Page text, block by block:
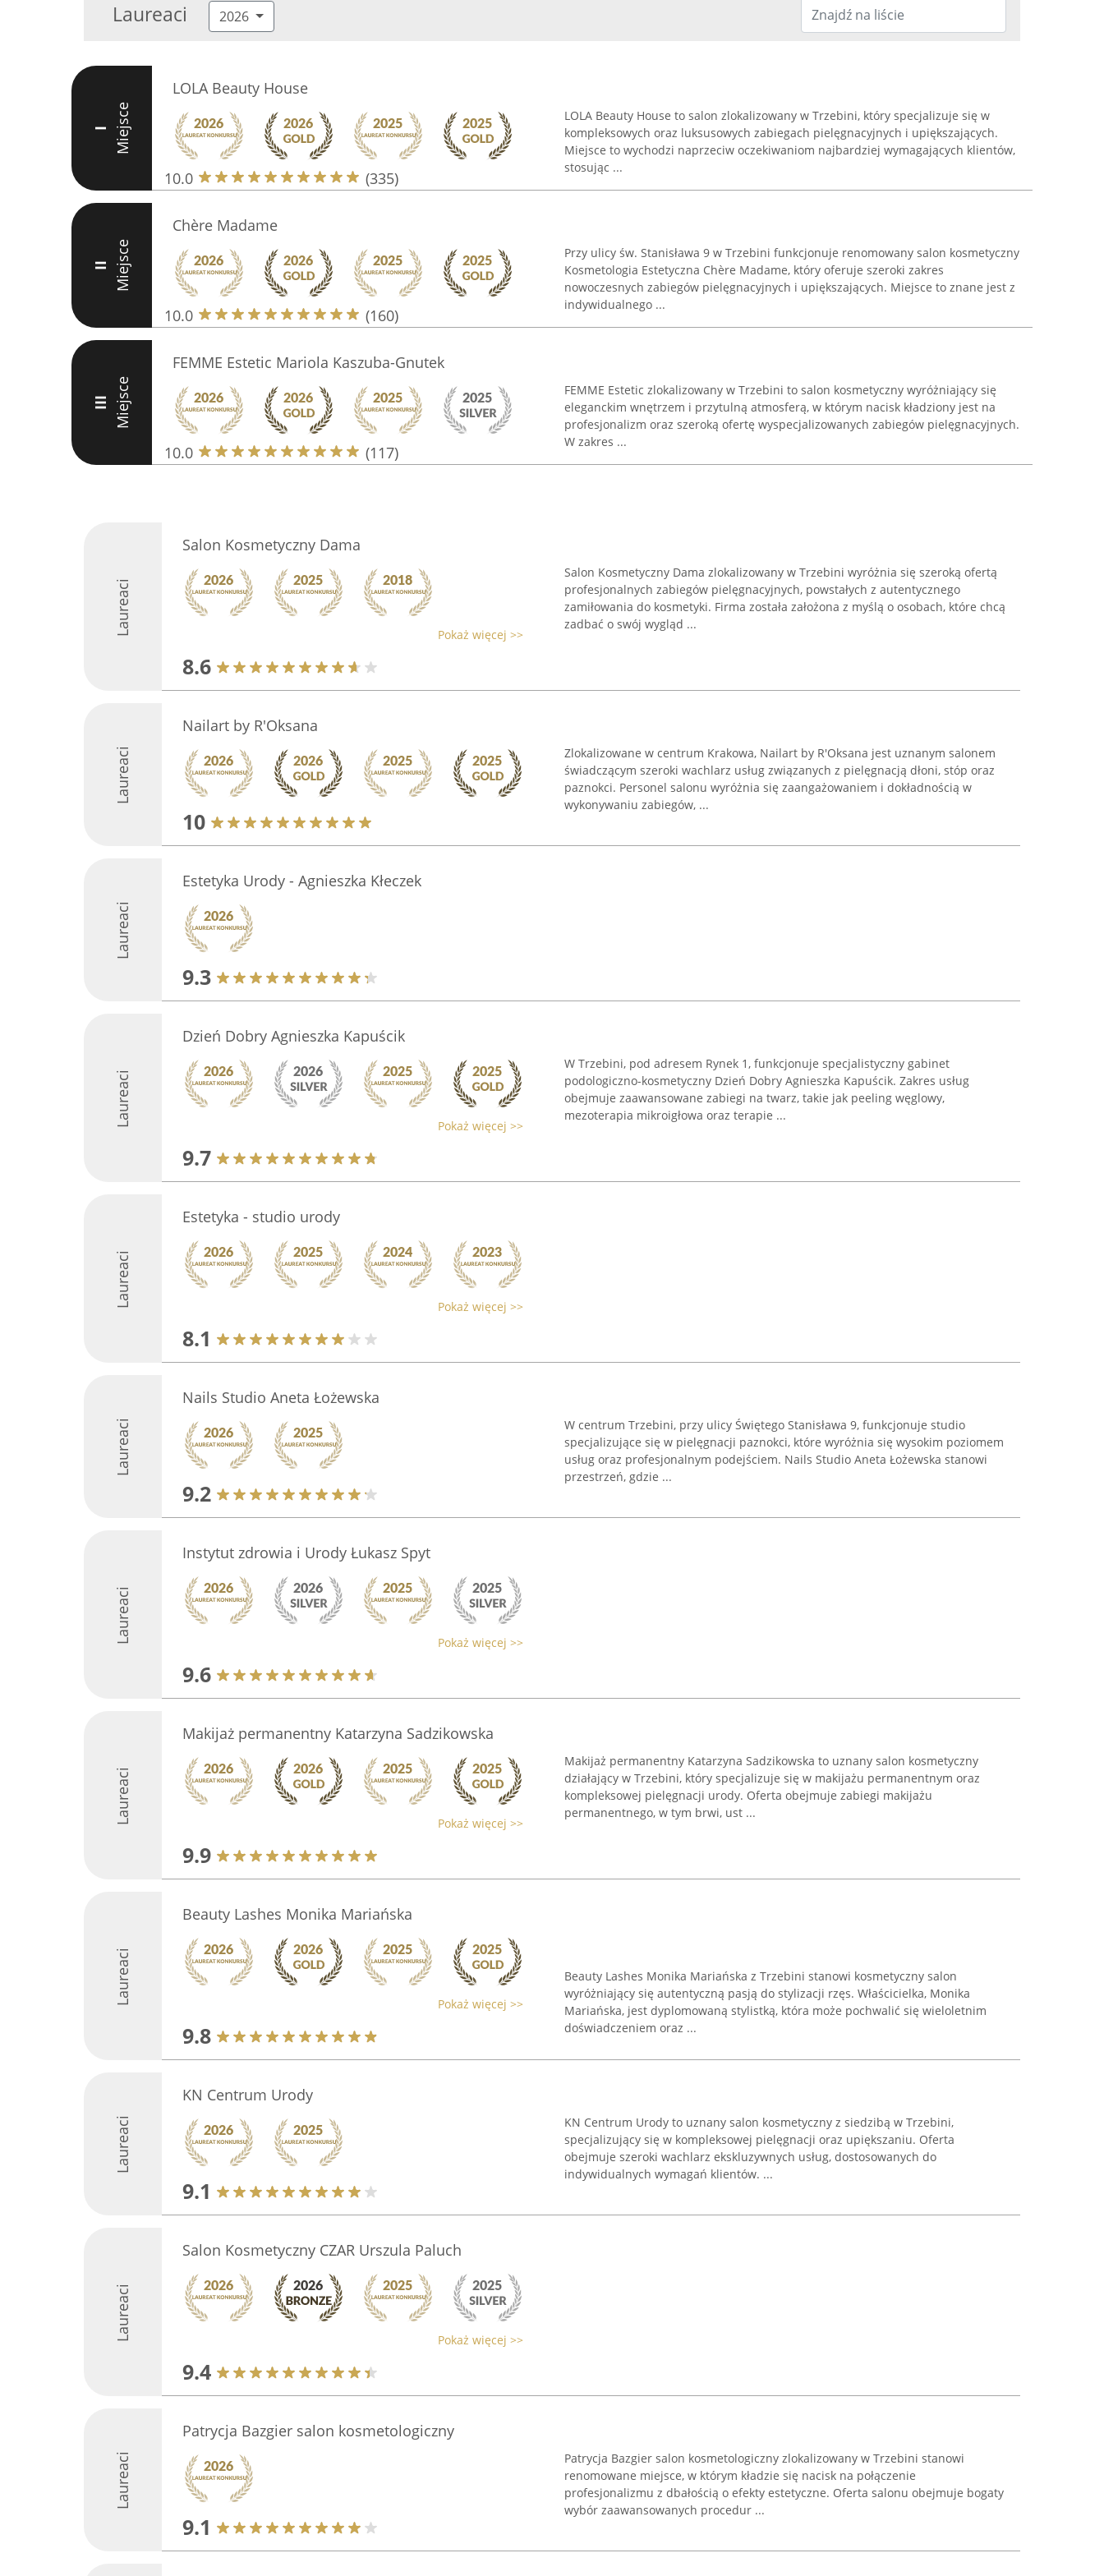
Laureaci 2026
I Miejsce
LOLA Beauty House
10.0 (335)
LOLA Beauty House to salon zlokalizowany w Trzebini, który specjalizuje się w
kompleksowych oraz luksusowych zabiegach pielęgnacyjnych i upiększających.
Miejsce to wychodzi naprzeciw oczekiwaniom najbardziej wymagających klientów,
stosując ...
II Miejsce
Chère Madame
10.0 (160)
Przy ulicy św. Stanisława 9 w Trzebini funkcjonuje renomowany salon kosmetyczny
Kosmetologia Estetyczna Chère Madame, który oferuje szeroki zakres
nowoczesnych zabiegów pielęgnacyjnych i upiększających. Miejsce to znane jest z
indywidualnego ...
III Miejsce
FEMME Estetic Mariola Kaszuba-Gnutek
10.0 (117)
FEMME Estetic zlokalizowany w Trzebini to salon kosmetyczny wyróżniający się
eleganckim wnętrzem i przytulną atmosferą, w którym nacisk kładziony jest na
profesjonalizm oraz szeroką ofertę wyspecjalizowanych zabiegów pielęgnacyjnych.
W zakres ...
Laureaci
Salon Kosmetyczny Dama
Pokaż więcej >>
8.6
Salon Kosmetyczny Dama zlokalizowany w Trzebini wyróżnia się szeroką ofertą
profesjonalnych zabiegów pielęgnacyjnych, powstałych z autentycznego
zamiłowania do kosmetyki. Firma została założona z myślą o osobach, które chcą
zadbać o swój wygląd ...
Laureaci
Nailart by R'Oksana
10
Zlokalizowane w centrum Krakowa, Nailart by R'Oksana jest uznanym salonem
świadczącym szeroki wachlarz usług związanych z pielęgnacją dłoni, stóp oraz
paznokci. Personel salonu wyróżnia się zaangażowaniem i dokładnością w
wykonywaniu zabiegów, ...
Laureaci
Estetyka Urody - Agnieszka Kłeczek
9.3
Laureaci
Dzień Dobry Agnieszka Kapuścik
Pokaż więcej >>
9.7
W Trzebini, pod adresem Rynek 1, funkcjonuje specjalistyczny gabinet
podologiczno-kosmetyczny Dzień Dobry Agnieszka Kapuścik. Zakres usług
obejmuje zaawansowane zabiegi na twarz, takie jak peeling węglowy,
mezoterapia mikroigłowa oraz terapie ...
Laureaci
Estetyka - studio urody
Pokaż więcej >>
8.1
Laureaci
Nails Studio Aneta Łożewska
9.2
W centrum Trzebini, przy ulicy Świętego Stanisława 9, funkcjonuje studio
specjalizujące się w pielęgnacji paznokci, które wyróżnia się wysokim poziomem
usług oraz profesjonalnym podejściem. Nails Studio Aneta Łożewska stanowi
przestrzeń, gdzie ...
Laureaci
Instytut zdrowia i Urody Łukasz Spyt
Pokaż więcej >>
9.6
Laureaci
Makijaż permanentny Katarzyna Sadzikowska
Pokaż więcej >>
9.9
Makijaż permanentny Katarzyna Sadzikowska to uznany salon kosmetyczny
działający w Trzebini, który specjalizuje się w makijażu permanentnym oraz
kompleksowej pielęgnacji urody. Oferta obejmuje zabiegi makijażu
permanentnego, w tym brwi, ust ...
Laureaci
Beauty Lashes Monika Mariańska
Pokaż więcej >>
9.8
Beauty Lashes Monika Mariańska z Trzebini stanowi kosmetyczny salon
wyróżniający się autentyczną pasją do stylizacji rzęs. Właścicielka, Monika
Mariańska, jest dyplomowaną stylistką, która może pochwalić się wieloletnim
doświadczeniem oraz ...
Laureaci
KN Centrum Urody
9.1
KN Centrum Urody to uznany salon kosmetyczny z siedzibą w Trzebini,
specjalizujący się w kompleksowej pielęgnacji oraz upiększaniu. Oferta
obejmuje szeroki wachlarz ekskluzywnych usług, dostosowanych do
indywidualnych wymagań klientów. ...
Laureaci
Salon Kosmetyczny CZAR Urszula Paluch
Pokaż więcej >>
9.4
Laureaci
Patrycja Bazgier salon kosmetologiczny
9.1
Patrycja Bazgier salon kosmetologiczny zlokalizowany w Trzebini stanowi
renomowane miejsce, w którym kładzie się nacisk na połączenie
profesjonalizmu z dbałością o efekty estetyczne. Oferta salonu obejmuje bogaty
wybór zaawansowanych procedur ...